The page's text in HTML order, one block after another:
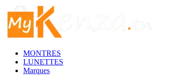
MONTRES
LUNETTES
Marques